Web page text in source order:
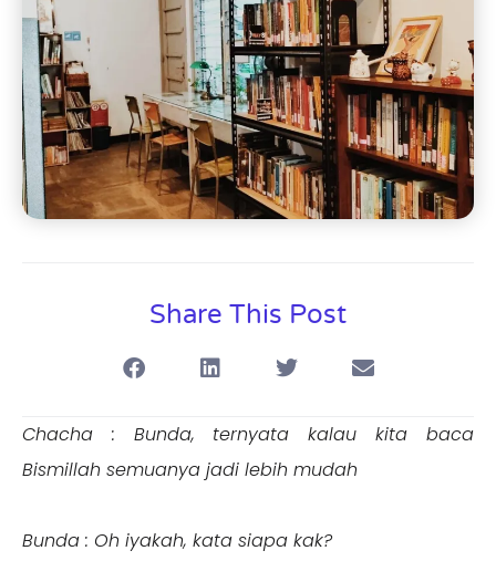
Share This Post
Chacha : Bunda, ternyata kalau kita baca
Bismillah semuanya jadi lebih mudah
Bunda : Oh iyakah, kata siapa kak?